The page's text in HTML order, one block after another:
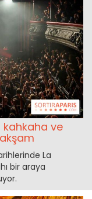
kahkaha ve
La
bir araya